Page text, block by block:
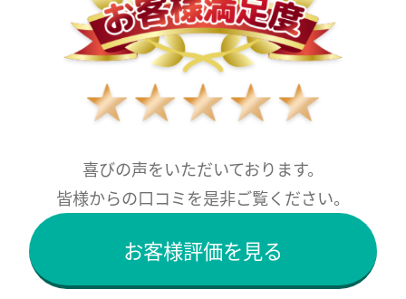
喜びの声をいただいております。
皆様からの口コミを是非ご覧ください。
お客様評価を見る